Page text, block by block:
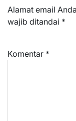
Alamat email
wajib ditandai *
Komentar *